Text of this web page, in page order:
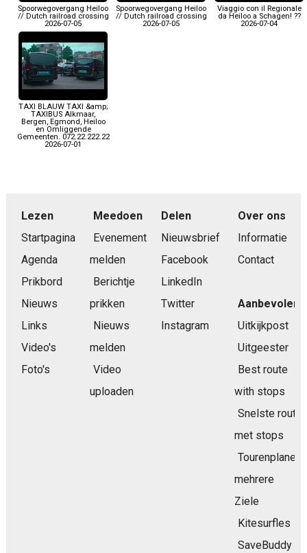
Spoorwegovergang Heiloo
// Dutch railroad crossing
2026-07-05
Spoorwegovergang Heiloo
// Dutch railroad crossing
2026-07-05
Viaggio con il Regionale
da Heiloo a Schagen! ??
2026-07-04
TAXI BLAUW TAXI &amp;
TAXIBUS Alkmaar,
Bergen, Egmond, Heiloo
en Omliggende
Gemeenten. 072.22.222.22
2026-07-01
Lezen
Startpagina
Agenda
Prikbord
Nieuws
Links
Video's
Foto's
Meedoen
Evenement
melden
Berichtje
prikken
Nieuws
melden
Video
uploaden
Delen
Nieuwsbrief
Facebook
LinkedIn
Twitter
Instagram
Over ons
Informatie
Contact
Aanbevolen
Uitkijkpost
Uitgeester
Best route
with stops
Snelste route
met stops
Tourenplaner
mehrere
Ziele
Kitesurfles
SaveBuddy